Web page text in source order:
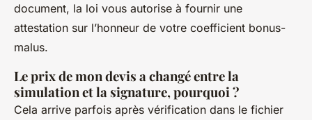
document, la loi vous autorise à fournir une
attestation sur l’honneur de votre coefficient bonus-
malus.
Le prix de mon devis a changé entre la
simulation et la signature, pourquoi ?
Cela arrive parfois après vérification dans le fichier